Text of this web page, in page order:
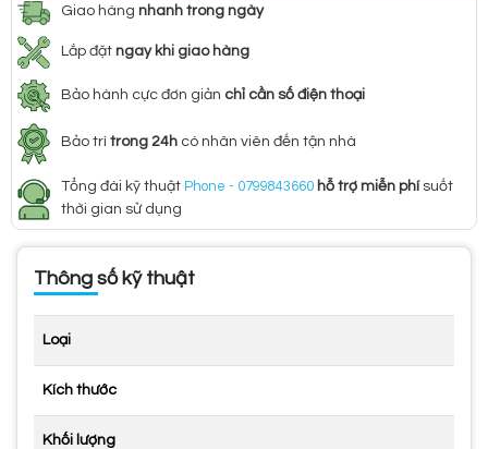
Giao hàng nhanh trong ngày
Lắp đặt ngay khi giao hàng
Bảo hành cực đơn giản chỉ cần số điện thoại
Bảo trì trong 24h có nhân viên đến tận nhà
Tổng đài kỹ thuật Phone - 0799843660 hỗ trợ miễn phísuốt
thời gian sử dụng
Thông số kỹ thuật
Loại
Kích thước
Khối lượng